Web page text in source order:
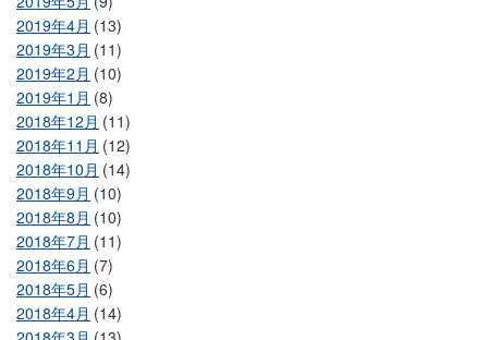
2019年4月 (13)
2019年3月 (11)
2019年2月 (10)
2019年1月 (8)
2018年12月 (11)
2018年11月 (12)
2018年10月 (14)
2018年9月 (10)
2018年8月 (10)
2018年7月 (11)
2018年6月 (7)
2018年5月 (6)
2018年4月 (14)